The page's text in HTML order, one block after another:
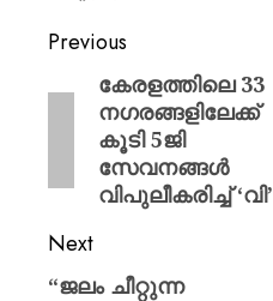
Previous
കേരളത്തിലെ 33
നഗരങ്ങളിലേക്ക്
കൂടി 5ജി
സേവനങ്ങള്‍
വിപുലീകരിച്ച് ‘വി’
Next
“ജലം ചീറ്റുന്ന